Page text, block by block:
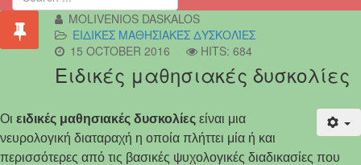
MOLIVENIOS DASKALOS
ΕΙΔΙΚΈΣ ΜΑΘΗΣΙΑΚΈΣ ΔΥΣΚΟΛΊΕΣ
15 OCTOBER 2016
HITS: 684
Ειδικές μαθησιακές δυσκολίες
Οι ειδικές μαθησιακές δυσκολίες είναι μια
νευρολογική διαταραχή η οποία πλήττει μία ή και
περισσότερες από τις βασικές ψυχολογικές διαδικασίες που